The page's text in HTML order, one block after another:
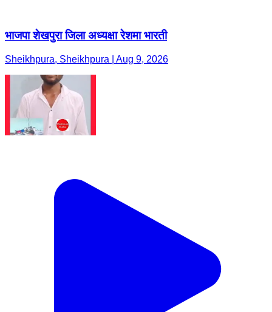
भाजपा शेखपुरा जिला अध्यक्षा रेशमा भारती
Sheikhpura, Sheikhpura | Aug 9, 2026